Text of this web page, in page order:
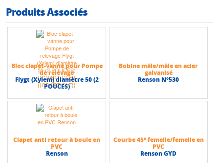
• Support d’aspiration : Fonte grise
• Garniture mécanique côté pompe : Carbure de silicium/ Alumina
• Arbre : Acier inox
• Garniture mécanique côté moteur : Graphite / Stéatite
• Vis et écrous : Acier inox
Caractéristiques techniques
• Hauteur max (HMT) : 53 m
• Débit max : 16 m3/h
Produits Associés
Bloc clapet-vanne pour Pompe
de relevage
Flygt (Xylem) diamètre 50 (2
POUCES)
Bobine mâle/mâle en acier
galvanisé
Renson N°530
Clapet anti retour à boule en
PVC
Renson
Courbe 45° femelle/femelle en
PVC
Renson GYD